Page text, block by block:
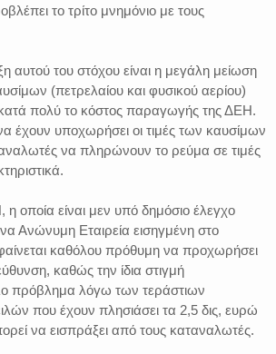
το τρίτο μνημόνιο με τους
αυτού του στόχου είναι η μεγάλη μείωση
(πετρελαίου και φυσικού αερίου)
κατά πολύ το κόστος παραγωγής της ΔΕΗ.
έχουν υποχωρήσει οι τιμές των καυσίμων
να πληρώνουν το ρεύμα σε τιμές
οποία είναι μεν υπό δημόσιο έλεγχο
Ανώνυμη Εταιρεία εισηγμένη στο
καθόλου πρόθυμη να προχωρήσει
καθώς την ίδια στιγμή
πρόβλημα λόγω των τεράστιων
που έχουν πλησιάσει τα 2,5 δις, ευρώ
να εισπράξει από τους καταναλωτές.